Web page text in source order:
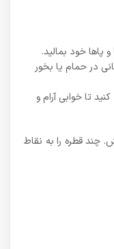
پاها خود بمالید.
در حمام یا بخور
تا خوابی آرام و
قطره را به نقاط